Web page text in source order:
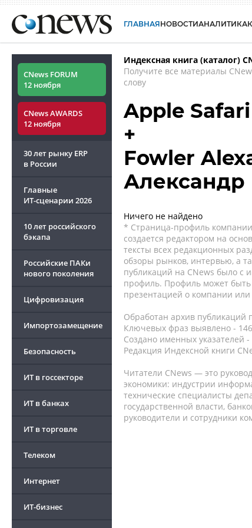
ГЛАВНАЯНОВОСТИАНАЛИТИКА
CNews FORUM
12 ноября
CNews AWARDS
12 ноября
30 лет рынку ERP
в России
Главные
ИТ-сценарии 2026
10 лет российского
бэкапа
Российские ПАКи
нового поколения
Цифровизация
Импортозамещение
Безопасность
ИТ в госсекторе
ИТ в банках
ИТ в торговле
Телеком
Интернет
ИТ-бизнес
Индексная книга (каталог)
Получите все материалы
слову
Apple
+
Fowler
Александр
Ничего не найдено
* Страница-профиль
создается редактором на
тексты всех редакционных
обзоры рынков, интервью, а
публикаций на CNews было с
профиль. Профиль может
презентацией о компании или
Обработан архив публикаций
Ключевых фраз выявлено -
Создано именных указателей -
Редакция Индексной книги
Читатели CNews — это
экономики: индустрии
технические специалисты
государственной власти,
руководители и сотрудники